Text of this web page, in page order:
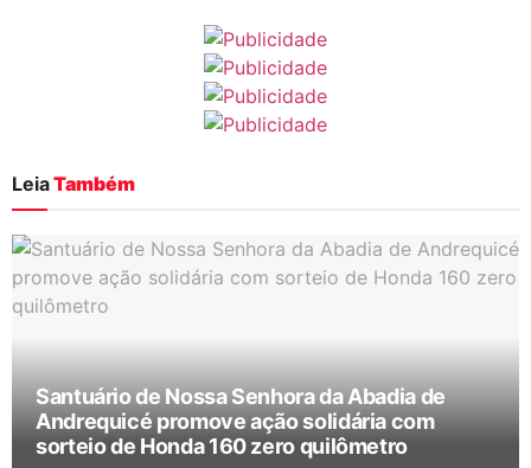
LeiaTambém
Santuário de Nossa Senhora da Abadia de
Andrequicé promove ação solidária com
sorteio de Honda 160 zero quilômetro